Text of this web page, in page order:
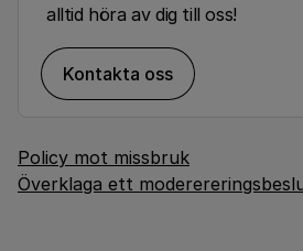
alltid höra av dig till oss!
Kontakta oss
Policy mot missbruk
Överklaga ett